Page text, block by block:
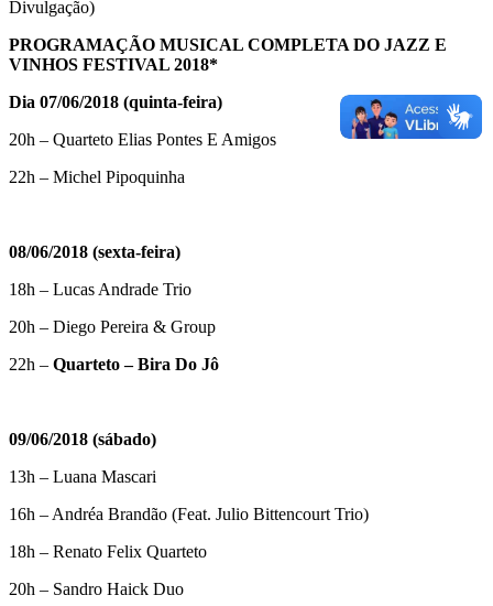
Divulgação)
PROGRAMAÇÃO MUSICAL COMPLETA DO JAZZ E
VINHOS FESTIVAL 2018*
Dia 07/06/2018 (quinta-feira)
20h – Quarteto Elias Pontes E Amigos
22h – Michel Pipoquinha
08/06/2018 (sexta-feira)
18h – Lucas Andrade Trio
20h – Diego Pereira & Group
22h – Quarteto – Bira Do Jô
09/06/2018 (sábado)
13h – Luana Mascari
16h – Andréa Brandão (Feat. Julio Bittencourt Trio)
18h – Renato Felix Quarteto
20h – Sandro Haick Duo